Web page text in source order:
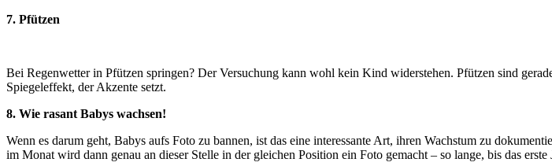
7. Pfützen
Bei Regenwetter in Pfützen springen? Der Versuchung kann wohl kein Kind widerstehen. Pfützen sind
Spiegeleffekt, der Akzente setzt.
8. Wie rasant Babys wachsen!
Wenn es darum geht, Babys aufs Foto zu bannen, ist das eine interessante Art, ihren Wachstum zu
im Monat wird dann genau an dieser Stelle in der gleichen Position ein Foto gemacht – so lange, bis das